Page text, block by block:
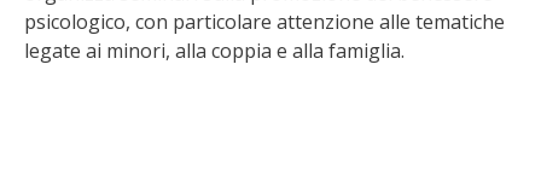
psicologico, con particolare attenzione alle tematiche
legate ai minori, alla coppia e alla famiglia.